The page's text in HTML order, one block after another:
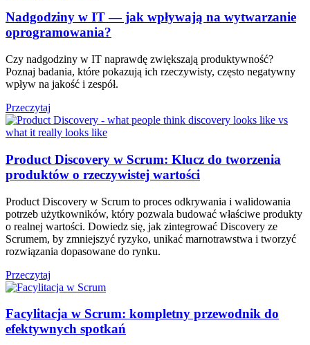
Nadgodziny w IT — jak wpływają na wytwarzanie
oprogramowania?
Czy nadgodziny w IT naprawdę zwiększają produktywność?
Poznaj badania, które pokazują ich rzeczywisty, często negatywny
wpływ na jakość i zespół.
Przeczytaj
Product Discovery w Scrum: Klucz do tworzenia
produktów o rzeczywistej wartości
Product Discovery w Scrum to proces odkrywania i walidowania
potrzeb użytkowników, który pozwala budować właściwe produkty
o realnej wartości. Dowiedz się, jak zintegrować Discovery ze
Scrumem, by zmniejszyć ryzyko, unikać marnotrawstwa i tworzyć
rozwiązania dopasowane do rynku.
Przeczytaj
Facylitacja w Scrum: kompletny przewodnik do
efektywnych spotkań